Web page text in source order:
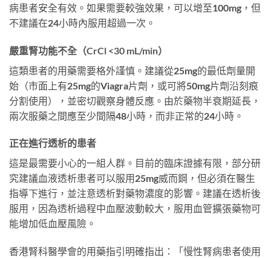
病患者安全有效。如果需要較強效果，可以增至100mg，但
不建議在24小時內服用超過一次。
嚴重腎功能不全（CrCl <30 mL/min）
這類患者的用藥需要格外謹慎。建議從25mg的最低劑量開
始（市面上有25mg的Viagra片劑，或可將50mg片劑沿刻痕
分割使用），並密切觀察身體反應。由於藥物半衰期延長，
兩次服藥之間應至少間隔48小時，而非正常的24小時。
正在進行透析的患者
這是最需要小心的一組人群。目前的臨床證據有限，部分研
究建議血液透析患者可以服用25mg威而鋼，但必須在醫生
指導下進行，並注意透析對藥物濃度的影響。建議在透析後
服用，因為透析過程中血壓波動較大，服用血管擴張藥物可
能增加低血壓風險。
香港腎科醫學會的用藥指引明確指出：「慢性腎病患者使用